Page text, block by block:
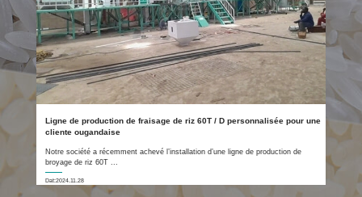
Ligne de production de fraisage de riz 60T / D personnalisée pour une
cliente ougandaise
Notre société a récemment achevé l’installation d’une ligne de production de
broyage de riz 60T ...
Dat:2024.11.28